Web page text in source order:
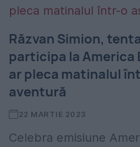
Răzvan Simion,
participa la America
ar pleca matinalul
aventură
22 MARTIE 2023
Celebra emisiune